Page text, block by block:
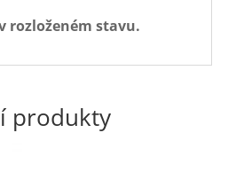
rozloženém stavu.
produkty